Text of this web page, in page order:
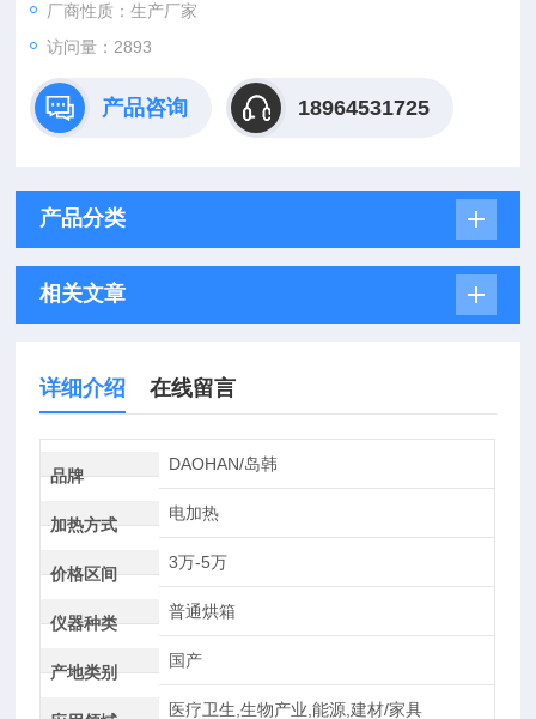
厂商性质：生产厂家
访问量：2893
产品咨询 18964531725
产品分类
相关文章
详细介绍 在线留言
品牌
DAOHAN/岛韩
加热方式
电加热
价格区间
3万-5万
仪器种类
普通烘箱
产地类别
国产
医疗卫生,生物产业,能源,建材/家具